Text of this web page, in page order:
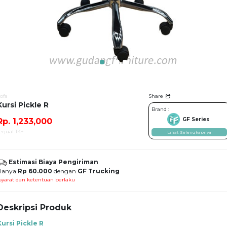
Pickle R
1,233,000
1K+
Share
Brand :
GF Series
Lihat Selengkapnya
Estimasi Biaya Pengiriman
Rp 60.000 dengan GF Trucking
dan ketentuan berlaku
Produk
Pickle R